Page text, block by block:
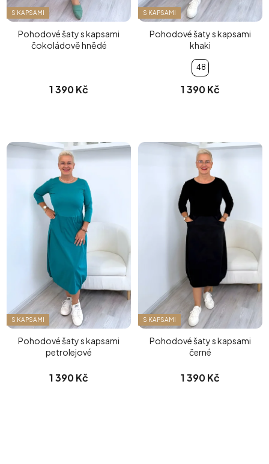
S KAPSAMI
Pohodové šaty s kapsami
čokoládově hnědé
1 390 Kč
S KAPSAMI
Pohodové šaty s kapsami
khaki
48
1 390 Kč
S KAPSAMI
Pohodové šaty s kapsami
petrolejové
1 390 Kč
S KAPSAMI
Pohodové šaty s kapsami
černé
1 390 Kč